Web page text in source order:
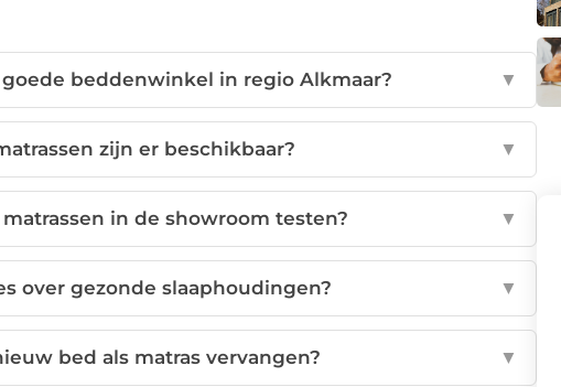
beddenwinkel in regio Alkmaar? ▼
zijn er beschikbaar? ▼
in de showroom testen? ▼
over gezonde slaaphoudingen? ▼
bed als matras vervangen? ▼